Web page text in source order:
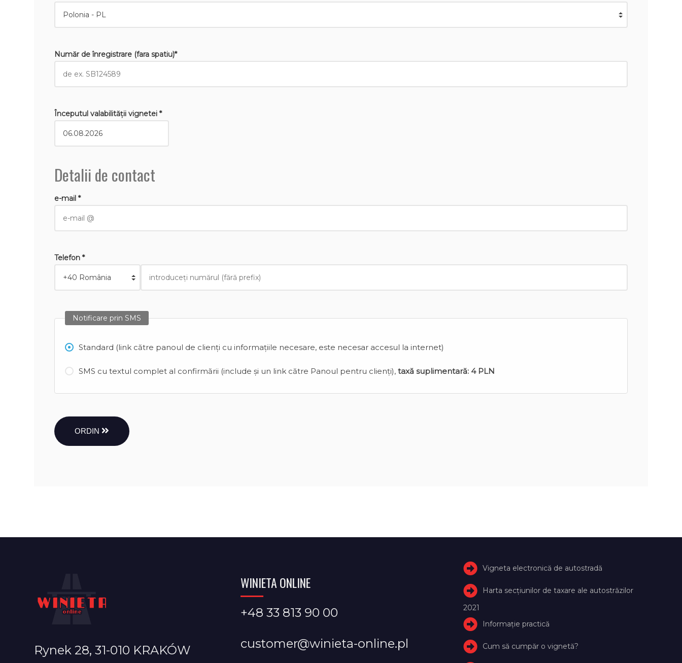
Număr de înregistrare (fara spatiu)*
Începutul valabilităţii vignetei *
Detalii de contact
e-mail *
Telefon *
Notificare prin SMS
Standard (link către panoul de clienți cu informațiile necesare, este necesar accesul la internet)
SMS cu textul complet al confirmării (include și un link către Panoul pentru clienți),taxă suplimentară: 4 PLN
ORDIN
Rynek 28, 31-010 KRAKÓW
WINIETA ONLINE
+48 33 813 90 00
customer@winieta-online.pl
Vigneta electronică de autostradă
Harta secțiunilor de taxare ale autostrăzilor
2021
Informație practică
Cum să cumpăr o vignetă?